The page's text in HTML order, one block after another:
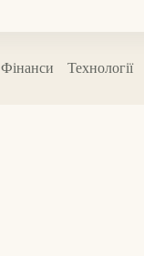
Фінанси Технології